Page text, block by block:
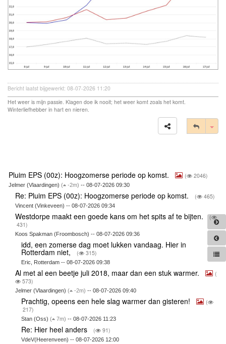
Bericht laatst bijgewerkt: 08-07-2026 11:20
Het weer is mijn passie. Klagen doe ik nooit; het weer komt zoals het komt.
Winterliefhebber in hart en nieren.
Pluim EPS (00z): Hoogzomerse periode op komst. ( 2046)
Jelmer (Vlaardingen) ( -2m) -- 08-07-2026 09:30
Re: Pluim EPS (00z): Hoogzomerse periode op komst. ( 465)
Vincent (Vinkeveen) -- 08-07-2026 09:34
Westdorpe maakt een goede kans om het spits af te bijten.
(
431)
Koos Spakman (Froombosch) -- 08-07-2026 09:36
idd, een zomerse dag moet lukken vandaag. Hier in
Rotterdam niet, ( 315)
Eric, Rotterdam -- 08-07-2026 09:38
Al met al een beetje juli 2018, maar dan een stuk warmer.
(
573)
Jelmer (Vlaardingen) ( -2m) -- 08-07-2026 09:40
Prachtig, opeens een hele slag warmer dan gisteren!
(
217)
Stan (Oss)( 7m) -- 08-07-2026 11:23
Re: Hier heel anders ( 91)
VdeV(Heerenveen) -- 08-07-2026 12:00